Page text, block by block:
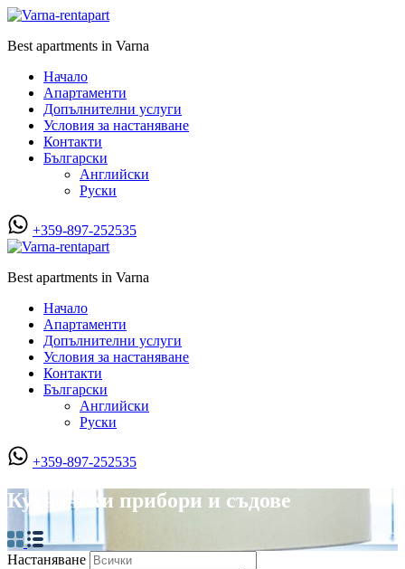
Best apartments in Varna
Начало
Апартаменти
Допълнителни услуги
Условия за настаняване
Контакти
Български
Английски
Руски
+359-897-252535
Best apartments in Varna
Начало
Апартаменти
Допълнителни услуги
Условия за настаняване
Контакти
Български
Английски
Руски
+359-897-252535
Кухненски прибори и съдове
Настаняване